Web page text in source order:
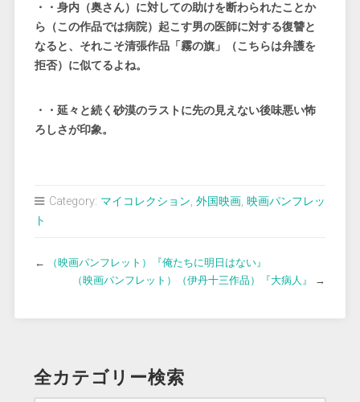
・・身内（奥さん）に対しての助けを断わられたことか
ら（この作品では病院）起こす男の医師に対する復讐と
なると、それこそ清張作品「霧の旗」（こちらは弁護を
拒否）に似てるよね。
・・延々と続く砂漠のラストに先の見えない後味悪い怖
ろしさが印象。
Category: マイコレクション, 外国映画, 映画パンフレッ
ト
←
（映画パンフレット）『俺たちに明日はない』
（映画パンフレット）（伊丹十三作品）『大病人』
→
全カテゴリー検索